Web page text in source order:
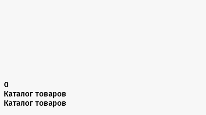
0
Каталог товаров
Каталог товаров